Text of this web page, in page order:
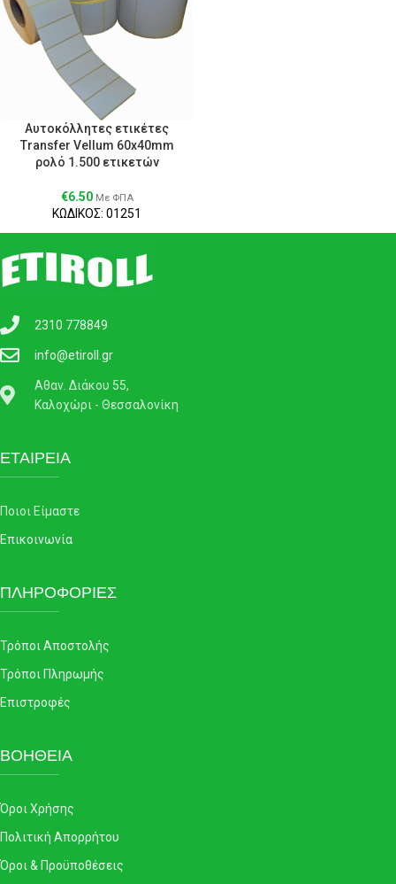
Αυτοκόλλητες ετικέτες
Transfer Vellum 60x40mm
ρολό 1.500 ετικετών
€6.50 Με ΦΠΑ
ΚΩΔΙΚΟΣ: 01251
2310 778849
info@etiroll.gr
Αθαν. Διάκου 55,
Καλοχώρι - Θεσσαλονίκη
ΕΤΑΙΡΕΙΑ
Ποιοι Είμαστε
Επικοινωνία
ΠΛΗΡΟΦΟΡΙΕΣ
Τρόποι Αποστολής
Τρόποι Πληρωμής
Επιστροφές
ΒΟΗΘΕΙΑ
Όροι Χρήσης
Πολιτική Απορρήτου
Όροι & Προϋποθέσεις